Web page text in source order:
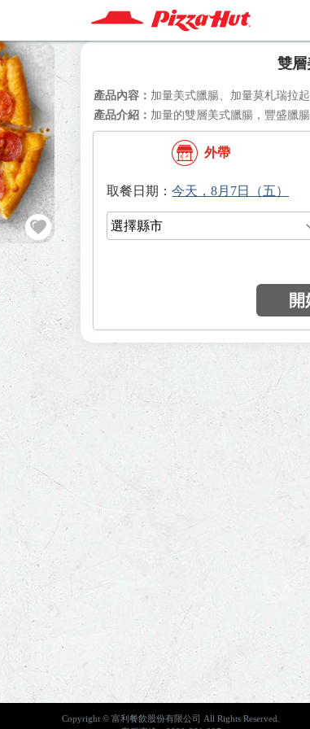
雙層
加量美式臘腸、加量莫札瑞拉
加量的雙層美式臘腸，豐盛臘
外帶
日期：
Copyright © 富利餐飲股份有限公司 All Rights Reserved.